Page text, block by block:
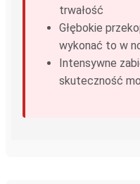
trwałość
Głębokie
wykonać to w
Intensywne
skuteczność